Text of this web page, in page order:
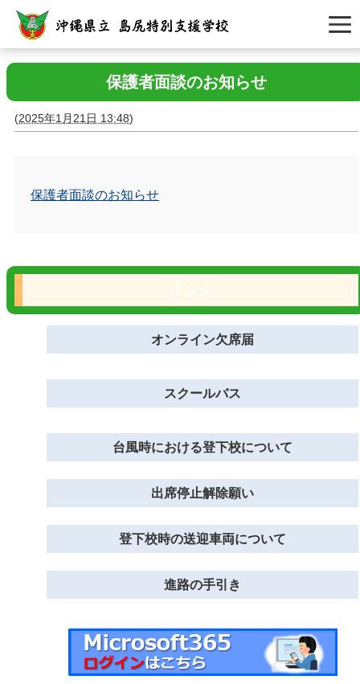
保護者面談のお知らせ
(2025年1月21日 13:48)
保護者面談のお知らせ
オンライン欠席届
スクールバス
台風時における登下校について
出席停止解除願い
登下校時の送迎車両について
進路の手引き